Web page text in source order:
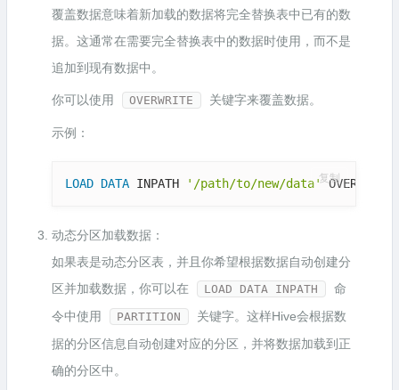
覆盖数据意味着新加载的数据将完全替换表中已有的数
据。这通常在需要完全替换表中的数据时使用，而不是
追加到现有数据中。
你可以使用 OVERWRITE 关键字来覆盖数据。
示例：
LOAD DATA INPATH '/path/to/new/data' OVERWRITE
复制
动态分区加载数据：
如果表是动态分区表，并且你希望根据数据自动创建分
区并加载数据，你可以在
LOAD DATA INPATH
命
令中使用
PARTITION
关键字。这样Hive会根据数
据的分区信息自动创建对应的分区，并将数据加载到正
确的分区中。